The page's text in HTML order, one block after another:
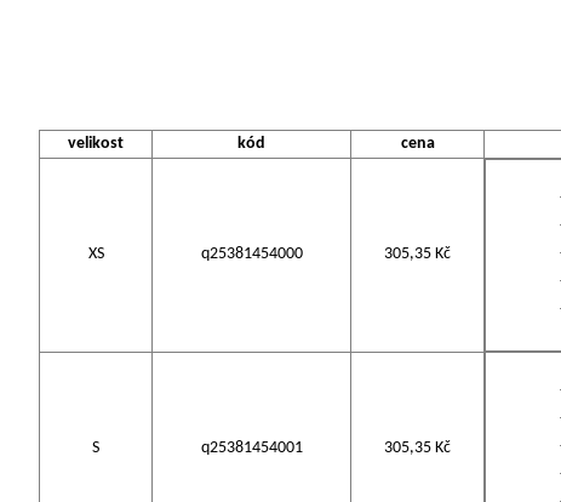
velikost kód cena
XS q25381454000 305,35 Kč
S q25381454001 305,35 Kč